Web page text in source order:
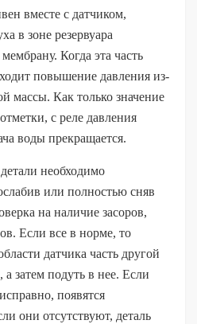
вместе с датчиком,
в зоне резервуара
Когда эта часть
повышение давления из-
массы. Как только значение
с реле давления
воды прекращается.
необходимо
или полностью сняв
на наличие засоров,
Если все в норме, то
датчика часть другой
затем подуть в нее. Если
появятся
они отсутствуют, деталь